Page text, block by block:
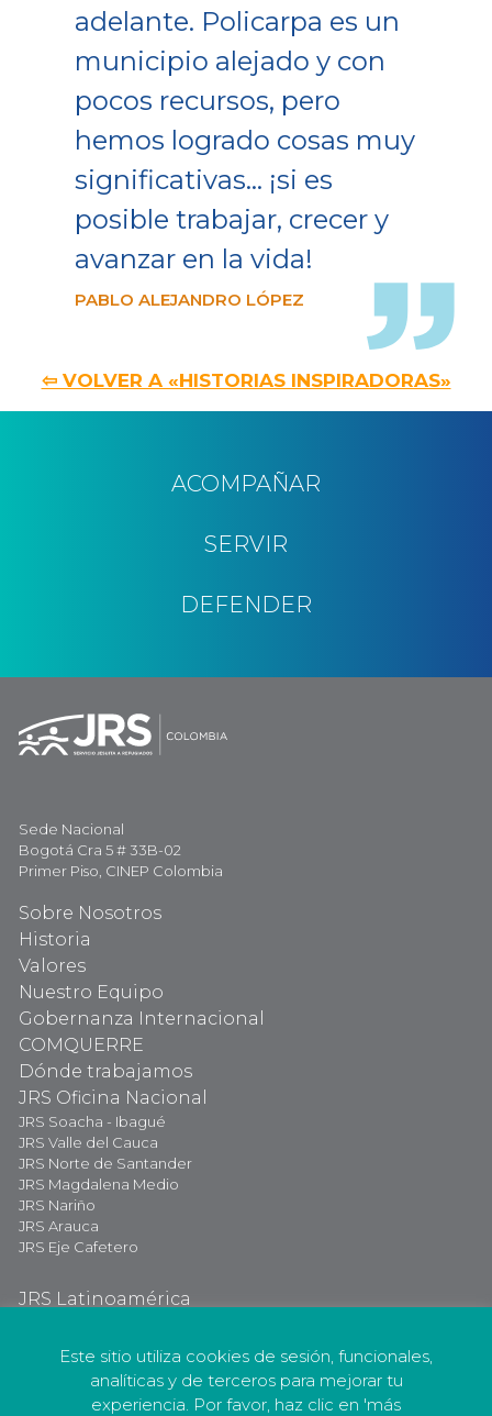
adelante. Policarpa es un
municipio alejado y con
pocos recursos, pero
hemos logrado cosas muy
significativas… ¡si es
posible trabajar, crecer y
avanzar en la vida!
PABLO ALEJANDRO LÓPEZ
⇦ VOLVER A «HISTORIAS INSPIRADORAS»
ACOMPAÑAR
SERVIR
DEFENDER
Sede Nacional
Bogotá Cra 5 # 33B-02
Primer Piso, CINEP Colombia
Sobre Nosotros
Historia
Valores
Nuestro Equipo
Gobernanza Internacional
COMQUERRE
Dónde trabajamos
JRS Oficina Nacional
JRS Soacha - Ibagué
JRS Valle del Cauca
JRS Norte de Santander
JRS Magdalena Medio
JRS Nariño
JRS Arauca
JRS Eje Cafetero
JRS Latinoamérica
Dona Ahora
Este sitio utiliza cookies de sesión, funcionales,
analíticas y de terceros para mejorar tu
experiencia. Por favor, haz clic en 'más